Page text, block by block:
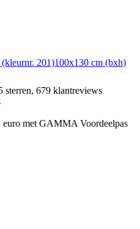
201)100x130 cm (bxh)
sterren, 679 klantreviews
met GAMMA Voordeelpas